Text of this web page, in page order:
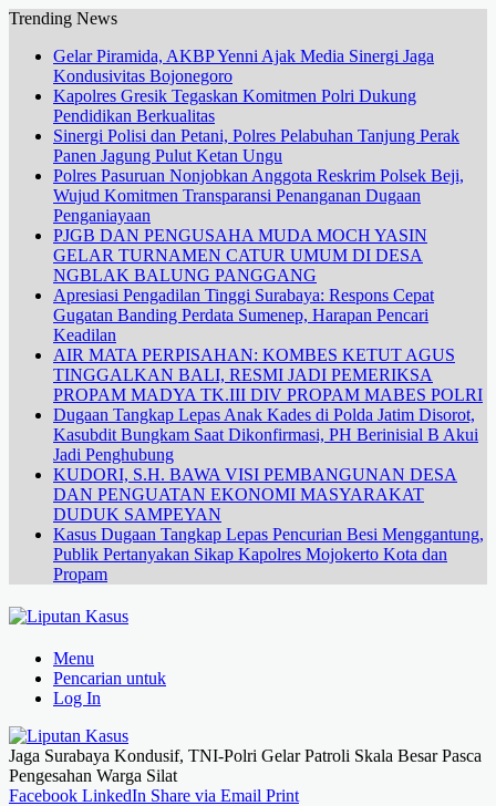
Trending News
Gelar Piramida, AKBP Yenni Ajak Media Sinergi Jaga
Kondusivitas Bojonegoro
Kapolres Gresik Tegaskan Komitmen Polri Dukung
Pendidikan Berkualitas
Sinergi Polisi dan Petani, Polres Pelabuhan Tanjung Perak
Panen Jagung Pulut Ketan Ungu
Polres Pasuruan Nonjobkan Anggota Reskrim Polsek Beji,
Wujud Komitmen Transparansi Penanganan Dugaan
Penganiayaan
PJGB DAN PENGUSAHA MUDA MOCH YASIN
GELAR TURNAMEN CATUR UMUM DI DESA
NGBLAK BALUNG PANGGANG
Apresiasi Pengadilan Tinggi Surabaya: Respons Cepat
Gugatan Banding Perdata Sumenep, Harapan Pencari
Keadilan
AIR MATA PERPISAHAN: KOMBES KETUT AGUS
TINGGALKAN BALI, RESMI JADI PEMERIKSA
PROPAM MADYA TK.III DIV PROPAM MABES POLRI
Dugaan Tangkap Lepas Anak Kades di Polda Jatim Disorot,
Kasubdit Bungkam Saat Dikonfirmasi, PH Berinisial B Akui
Jadi Penghubung
KUDORI, S.H. BAWA VISI PEMBANGUNAN DESA
DAN PENGUATAN EKONOMI MASYARAKAT
DUDUK SAMPEYAN
Kasus Dugaan Tangkap Lepas Pencurian Besi Menggantung,
Publik Pertanyakan Sikap Kapolres Mojokerto Kota dan
Propam
Menu
Pencarian untuk
Log In
Jaga Surabaya Kondusif, TNI-Polri Gelar Patroli Skala Besar Pasca
Pengesahan Warga Silat
Facebook LinkedIn Share via Email Print